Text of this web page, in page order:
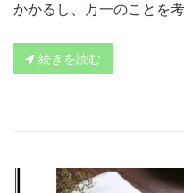
かかるし、万一のこと
続きを読む